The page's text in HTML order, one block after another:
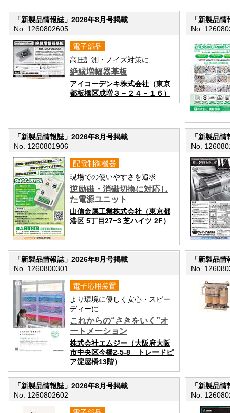
「新製品情報誌」2026年8月号掲載
No. 1260802605
電子部品
高圧計測・ノイズ対策に
絶縁増幅器基板
アイコーデンキ株式会社（東京
都板橋区成増３－２４－１６）
「新製品
No.
「新製品情報誌」2026年8月号掲載
No. 1260801906
配電制御機器
現場での使いやすさを追求
逆励磁・消磁切換に対応し
た電源ユニット
山信金属工業株式会社（東京都
港区 5丁目27−3 芝ハイツ 2F）
「新製品
No.
「新製品情報誌」2026年8月号掲載
No. 1260800301
電子応用装置
より環境に優しく安心・スピー
ディーに
これからの“さきをいく”オ
ートメーション
株式会社エムジー（大阪府大阪
市中央区今橋2-5-8 トレードピ
ア淀屋橋13階）
「新製品
No.
「新製品情報誌」2026年8月号掲載
No. 1260802602
「新製品
No.